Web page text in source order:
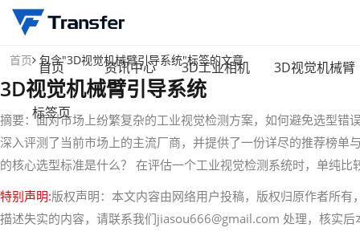
首页 资讯中心 3D工业相机 3D视觉机械臂
标签页
首页 包含"3D视觉机械臂引导系统"标签的文章
3D视觉机械臂引导系统
摘要：面对市场上纷繁复杂的工业视觉检测方案，如何避免选型
深入评测了当前市场上的主流厂商，并提供了一份详尽的推荐榜单
的核心选型标准是什么？ 在评估一个工业视觉检测系统时，单纯
特别声明:版权声明：本文内容由网络用户投稿，版权归原作者所
描述失实的内容，请联系我们jiasou666@gmail.com 处理，核实